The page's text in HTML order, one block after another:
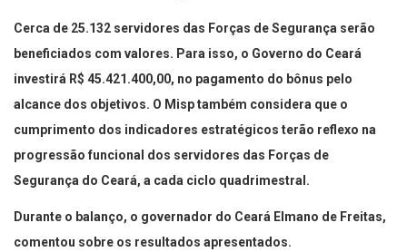
Cerca de 25.132 servidores das Forças de Segurança serão
beneficiados com valores. Para isso, o Governo do Ceará
investirá R$ 45.421.400,00, no pagamento do bônus pelo
alcance dos objetivos. O Misp também considera que o
cumprimento dos indicadores estratégicos terão reflexo na
progressão funcional dos servidores das Forças de
Segurança do Ceará, a cada ciclo quadrimestral.
Durante o balanço, o governador do Ceará Elmano de Freitas,
comentou sobre os resultados apresentados.